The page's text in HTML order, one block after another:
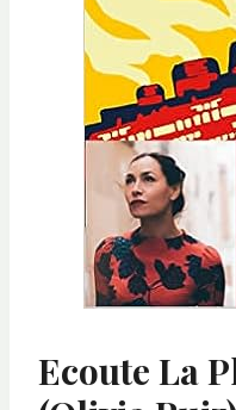
Ecoute La